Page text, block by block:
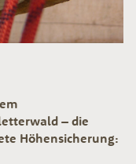
– die
Höhensicherung: